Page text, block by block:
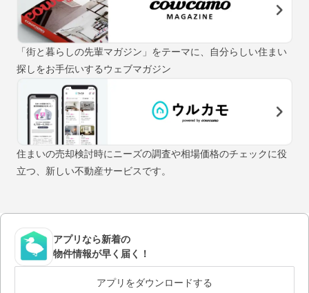
「街と暮らしの先輩マガジン」をテーマに、自分らしい住まい
探しをお手伝いするウェブマガジン
住まいの売却検討時にニーズの調査や相場価格のチェックに役
立つ、新しい不動産サービスです。
アプリなら新着の
物件情報が早く届く！
アプリをダウンロードする